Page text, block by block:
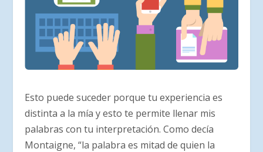
Esto puede suceder porque tu experiencia es
distinta a la mía y esto te permite llenar mis
palabras con tu interpretación. Como decía
Montaigne, “la palabra es mitad de quien la